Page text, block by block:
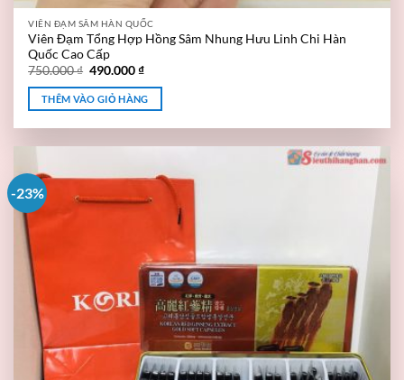
VIÊN ĐẠM SÂM HÀN QUỐC
Viên Đạm Tổng Hợp Hồng Sâm Nhung Hưu Linh Chi Hàn
Quốc Cao Cấp
750.000₫ 490.000₫
THÊM VÀO GIỎ HÀNG
-23%